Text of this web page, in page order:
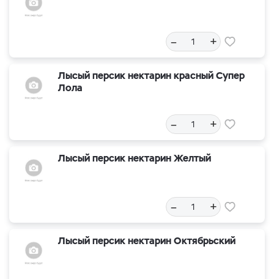
– +
Лысый персик нектарин красный Супер
Лола
– +
Лысый персик нектарин Желтый
– +
Лысый персик нектарин Октябрьский